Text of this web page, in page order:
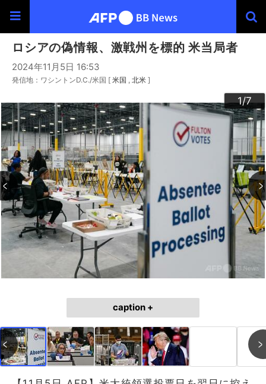
ロシアの偽情報、激戦州を標的 米当局者
2024年11月5日 16:53
発信地：ワシントンD.C./米国 [ 米国 北米 ]
1/7
2/7
3/7
4/7
5/7
6/7
7/7
caption +